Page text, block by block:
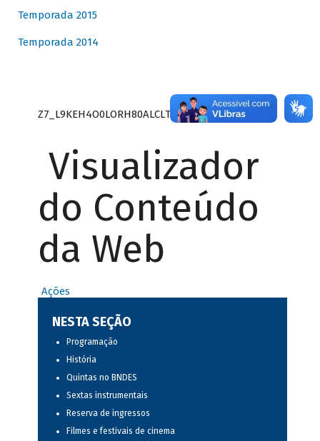
Temporada 2015
Temporada 2014
Z7_L9KEH4O0LORH80ALCLTPF80S27
Visualizador
do Conteúdo
da Web
Ações
NESTA SEÇÃO
Programação
História
Quintas no BNDES
Sextas instrumentais
Reserva de ingressos
Filmes e festivais de cinema